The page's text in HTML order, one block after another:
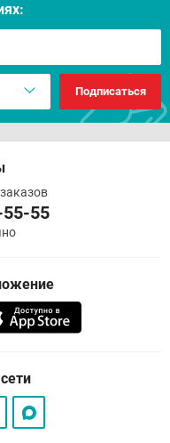
Подписаться
55